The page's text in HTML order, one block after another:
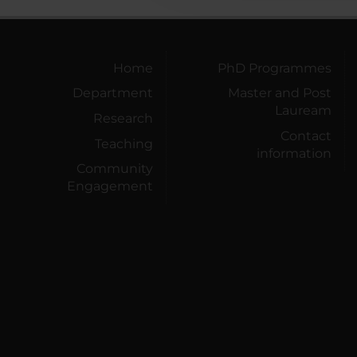
Home
Department
Research
Teaching
Community
Engagement
PhD Programmes
Master and Post
Lauream
Contact
information